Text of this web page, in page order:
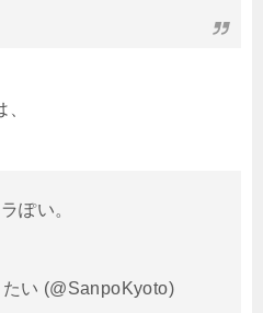
ぽい。
い (@SanpoKyoto)